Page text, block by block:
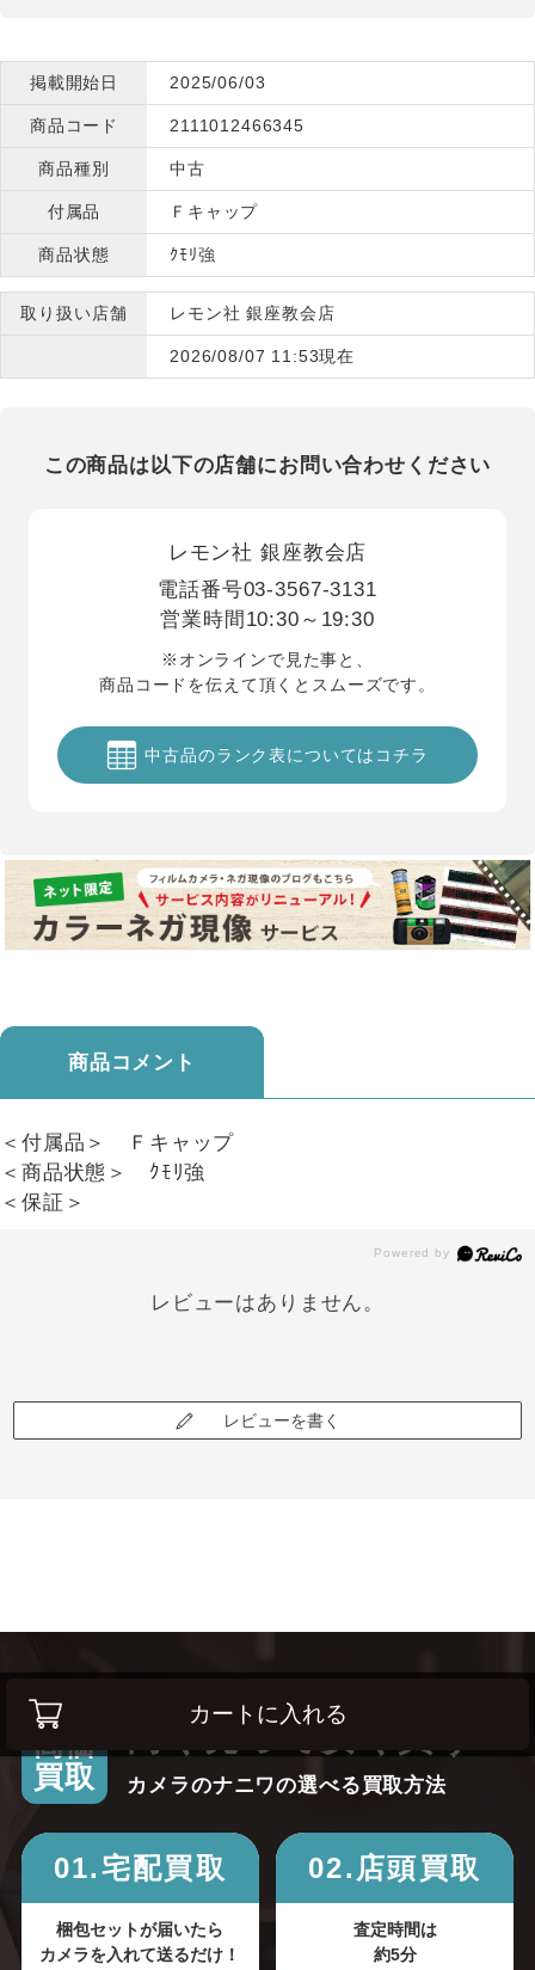
カートに入れる
掲載開始日 2025/06/03
商品コード 2111012466345
商品種別 中古
付属品 Ｆキャップ
商品状態 ｸﾓﾘ強
取り扱い店舗 レモン社 銀座教会店
2026/08/07 11:53現在
この商品は以下の店舗にお問い合わせください
レモン社 銀座教会店
電話番号03-3567-3131
営業時間 10:30～19:30
※オンラインで見た事と、
商品コードを伝えて頂くとスムーズです。
中古品のランク表についてはコチラ
商品コメント
＜付属品＞ Ｆキャップ
＜商品状態＞ ｸﾓﾘ強
＜保証＞
レビューはありません。
レビューを書く
高価
買取
高く売って安く買う！
カメラのナニワの選べる買取方法
01.宅配買取
梱包セットが届いたら
カメラを入れて送るだけ！
02.店頭買取
査定時間は
約5分